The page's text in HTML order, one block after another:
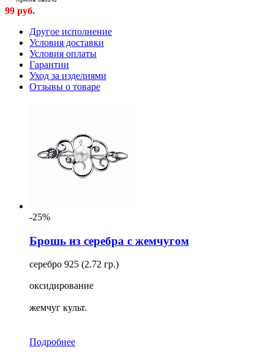
99 руб.
Другое исполнение
Условия доставки
Условия оплаты
Гарантии
Уход за изделиями
Отзывы о товаре
-25%
Брошь из серебра с жемчугом
серебро 925 (2.72 гр.)
оксидирование
жемчуг культ.
Подробнее